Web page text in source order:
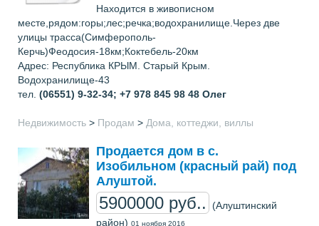
Находится в живописном
месте,рядом:горы;лес;речка;водохранилище.Через две
улицы трасса(Симферополь-
Керчь)Феодосия-18км;Коктебель-20км
Адрес: Республика КРЫМ. Старый Крым.
Водохранилище-43
тел. (06551) 9-32-34; +7 978 845 98 48 Олег
Недвижимость > Продам > Дома, коттеджи, виллы
Продается дом в с.
Изобильном (красный рай) под
Алуштой.
5900000 руб..
(Алуштинский
район) 01 ноября 2016